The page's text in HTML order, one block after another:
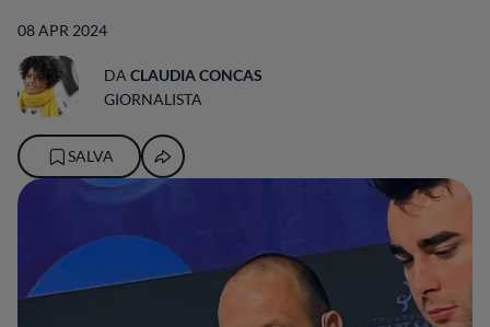
08 APR 2024
DA CLAUDIA CONCAS
GIORNALISTA
SALVA